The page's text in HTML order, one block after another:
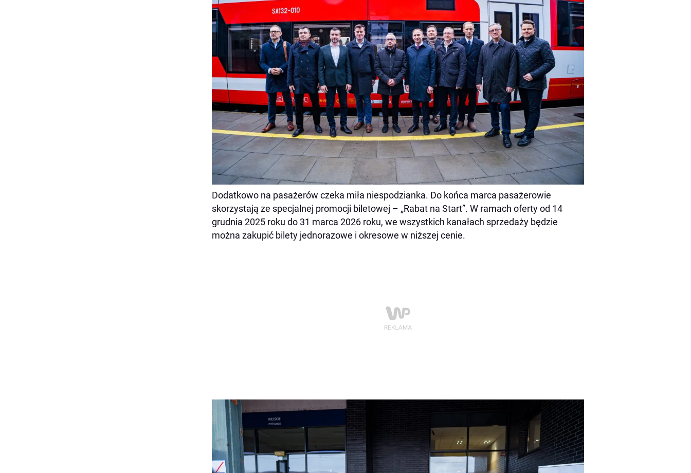
Dodatkowo na pasażerów czeka miła niespodzianka. Do końca marca pasażerowie
skorzystają ze specjalnej promocji biletowej – „Rabat na Start”. W ramach oferty od 14
grudnia 2025 roku do 31 marca 2026 roku, we wszystkich kanałach sprzedaży będzie
można zakupić bilety jednorazowe i okresowe w niższej cenie.